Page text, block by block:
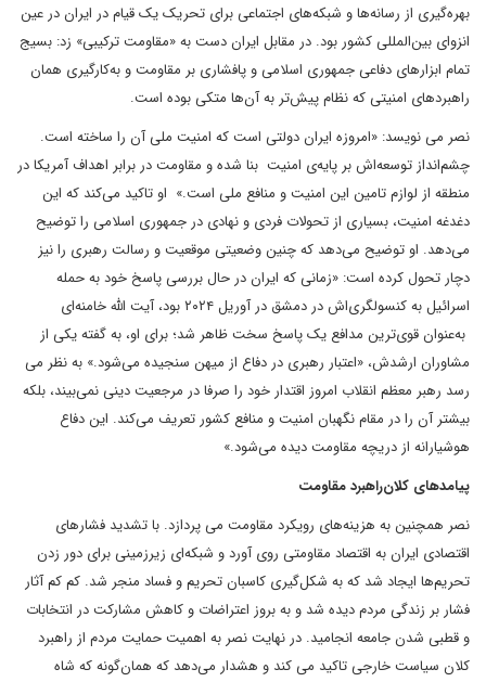
بهره‌گیری از رسانه‌ها و شبکه‌های اجتماعی برای تحریک یک قیام در ایران در عین
انزوای بین‌المللی کشور بود. در مقابل ایران دست به «مقاومت ترکیبی» زد:‌ بسیج
تمام ابزارهای دفاعی جمهوری اسلامی و پافشاری بر مقاومت و به‌کارگیری همان
راهبردهای امنیتی که نظام پیش‌تر به آن‌ها متکی بوده است.
نصر می نویسد:‌ «امروزه ایران دولتی است که امنیت ملی آن را ساخته است.
چشم‌انداز توسعه‌اش بر پایه‌ی امنیت بنا شده و مقاومت در برابر اهداف آمریکا در
منطقه از لوازم تامین این امنیت و منافع ملی است.» او تاکید می‌کند که این
دغدغه امنیت، بسیاری از تحولات فردی و نهادی در جمهوری اسلامی را توضیح
می‌دهد. او توضیح می‌دهد که چنین وضعیتی موقعیت و رسالت رهبری را نیز
دچار تحول کرده است:‌ «زمانی که ایران در حال بررسی پاسخ خود به حمله
اسرائیل به کنسولگری‌اش در دمشق در آوریل ۲۰۲۴ بود، آیت الله خامنه‌ای
به‌عنوان قوی‌ترین مدافع یک پاسخ سخت ظاهر شد؛ برای او، به گفته یکی از
مشاوران ارشدش، «اعتبار رهبری در دفاع از میهن سنجیده می‌شود.» به نظر می
رسد رهبر معظم انقلاب امروز اقتدار خود را صرفا در مرجعیت دینی نمی‌بیند، بلکه
بیشتر آن را در مقام نگهبان امنیت و منافع کشور تعریف می‌کند. این دفاع
هوشیارانه از دریچه مقاومت دیده می‌شود.»
پیامدهای کلان‌راهبرد مقاومت
نصر همچنین به هزینه‌های رویکرد مقاومت می پردازد. با تشدید فشارهای
اقتصادی ایران به اقتصاد مقاومتی روی آورد و شبکه‌ای زیرزمینی برای دور زدن
تحریم‌ها ایجاد شد که به شکل‌گیری کاسبان تحریم و فساد منجر شد. کم کم آثار
فشار بر زندگی مردم دیده شد و به بروز اعتراضات و کاهش مشارکت در انتخابات
و قطبی شدن جامعه انجامید. در نهایت نصر به اهمیت حمایت مردم از راهبرد
کلان سیاست خارجی تاکید می کند و هشدار می‌دهد که همان‌گونه که شاه